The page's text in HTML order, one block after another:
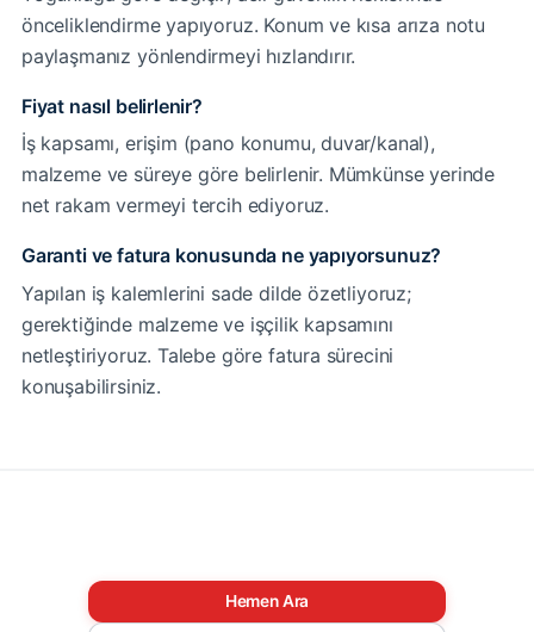
önceliklendirme yapıyoruz. Konum ve kısa arıza notu
paylaşmanız yönlendirmeyi hızlandırır.
Fiyat nasıl belirlenir?
İş kapsamı, erişim (pano konumu, duvar/kanal),
malzeme ve süreye göre belirlenir. Mümkünse yerinde
net rakam vermeyi tercih ediyoruz.
Garanti ve fatura konusunda ne yapıyorsunuz?
Yapılan iş kalemlerini sade dilde özetliyoruz;
gerektiğinde malzeme ve işçilik kapsamını
netleştiriyoruz. Talebe göre fatura sürecini
konuşabilirsiniz.
Hemen Ara